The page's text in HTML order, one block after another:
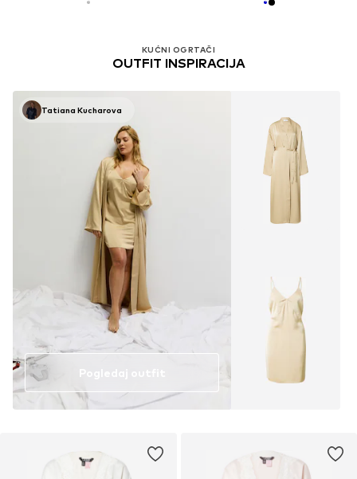
KUĆNI OGRTAČI
OUTFIT INSPIRACIJA
Tatiana Kucharova
Pogledaj outfit